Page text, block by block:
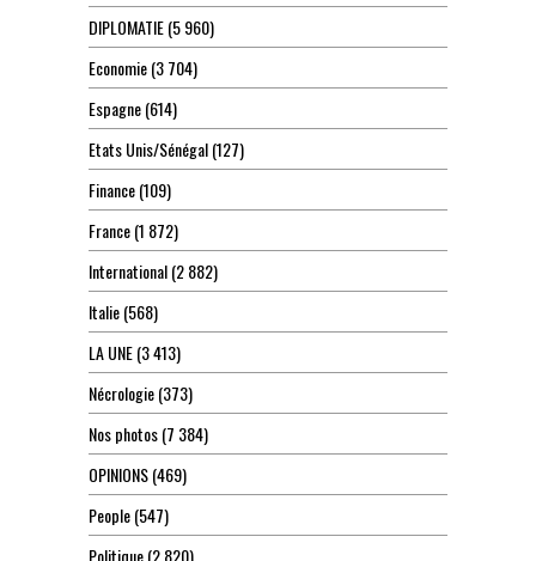
DIPLOMATIE(5 960)
Economie(3 704)
Espagne(614)
Etats Unis/Sénégal(127)
Finance(109)
France(1 872)
International(2 882)
Italie(568)
LA UNE(3 413)
Nécrologie(373)
Nos photos(7 384)
OPINIONS(469)
People(547)
Politique(2 820)